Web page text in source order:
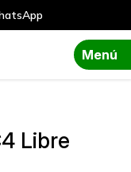
Menú
Libre